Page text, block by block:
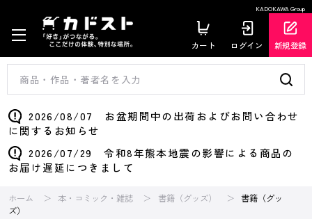
KADOKAWA Group
カート ログイン 新規登録
2026/08/07 お盆期間中の出荷およびお問い合わせ
に関するお知らせ
2026/07/29 令和8年熊本地震の影響による商品の
お届け遅延につきまして
ホーム 本・コミック・雑誌 書籍（グッズ）
書籍（グッ
ズ）